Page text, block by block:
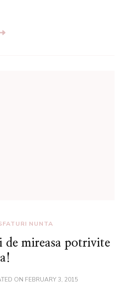
NUNTA
mireasa potrivite
ON FEBRUARY 3, 2015